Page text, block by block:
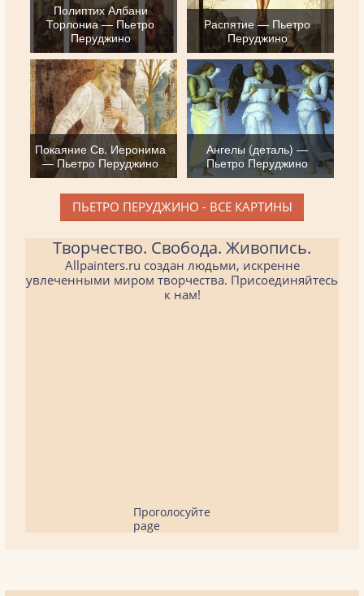
Полиптих Албани
Торлониа — Пьетро
Перуджино
Распятие — Пьетро
Перуджино
Покаяние Св. Иеронима
— Пьетро Перуджино
Ангелы (деталь) —
Пьетро Перуджино
ПЬЕТРО ПЕРУДЖИНО - ВСЕ КАРТИНЫ
Творчество. Свобода. Живопись.
Allpainters.ru создан людьми, искренне
увлеченными миром творчества. Присоединяйтесь
к нам!
Проголосуйте
page